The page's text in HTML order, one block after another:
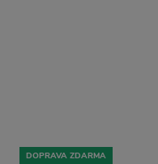
DOPRAVA ZDARMA